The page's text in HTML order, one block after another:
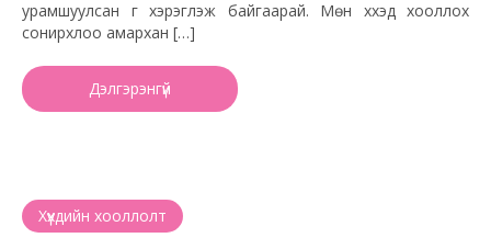
урамшуулсан үг хэрэглэж байгаарай. Мөн хүүхэд хооллох
сонирхлоо амархан […]
Дэлгэрэнгүй
Хүүхдийн хооллолт